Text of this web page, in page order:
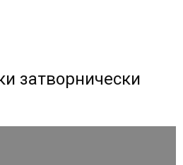
затворнически